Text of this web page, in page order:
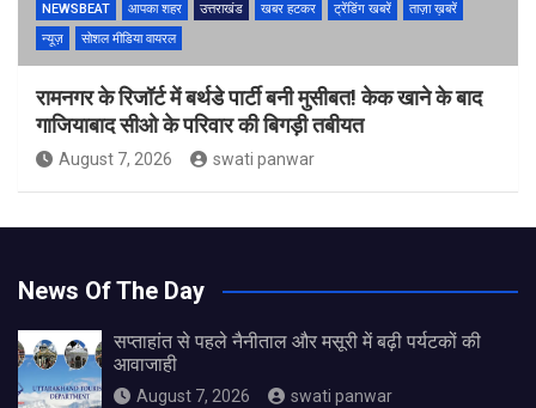
NEWSBEAT आपका शहर उत्तराखंड खबर हटकर ट्रेंडिंग खबरें
ताज़ा ख़बरें
न्यूज़
सोशल मीडिया वायरल
रामनगर के रिजॉर्ट में बर्थडे पार्टी बनी मुसीबत! केक खाने के बाद
गाजियाबाद सीओ के परिवार की बिगड़ी तबीयत
August 7, 2026 swati panwar
News Of The Day
सप्ताहांत से पहले नैनीताल और मसूरी में बढ़ी पर्यटकों की
आवाजाही
August 7, 2026 swati panwar